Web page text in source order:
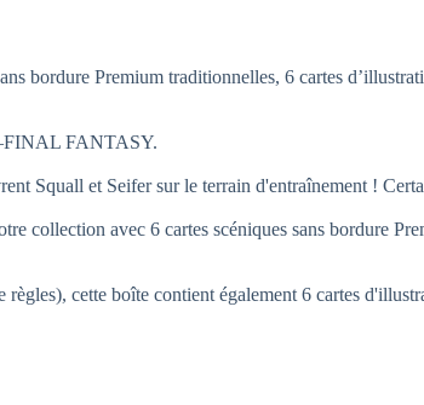
Premium traditionnelles, 6 cartes
FANTASY.
Squall et Seifer sur le terrain d'entraînement !
avec 6 cartes scéniques sans bordure
cette boîte contient également 6 cartes